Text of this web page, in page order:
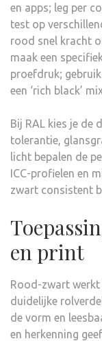
en apps; leg per
test op
rood snel kracht
maak een
proefdruk;
een ‘rich black’
Bij RAL kies je de
tolerantie,
licht bepalen de
ICC-profielen en
zwart consistent
en print
Rood-zwart werkt
duidelijke
de vorm en
en herkenning